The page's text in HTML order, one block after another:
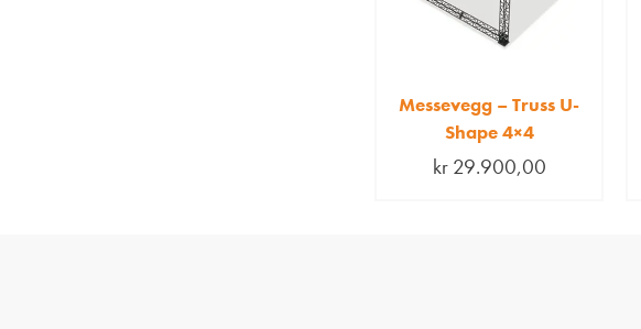
Messevegg – Truss U-
Shape 4×4
kr29.900,00